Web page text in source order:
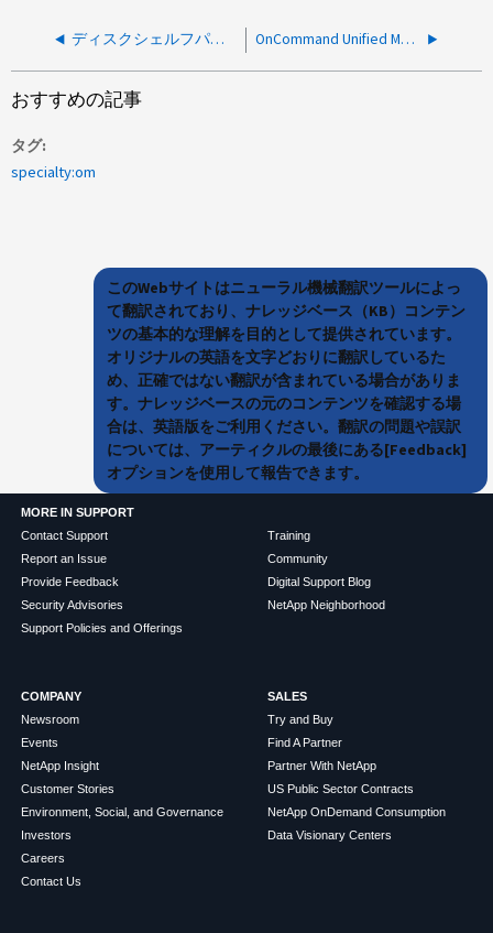
ディスクシェルフパス障害に関する Active IQ Unified Manager アラート OnCommand Unified Manager / SnapProtect / Commvault：ノードエラーでサブスクライブされたボリュームが欠落した後のクリーンアップ手順
おすすめの記事
タグ
specialty:om
このWebサイトはニューラル機械翻訳ツールによっ
て翻訳されており、ナレッジベース（KB）コンテン
ツの基本的な理解を目的として提供されています。
オリジナルの英語を文字どおりに翻訳しているた
め、正確ではない翻訳が含まれている場合がありま
す。ナレッジベースの元のコンテンツを確認する場
合は、英語版をご利用ください。翻訳の問題や誤訳
については、アーティクルの最後にある[Feedback]
オプションを使用して報告できます。
MORE IN SUPPORT
Contact Support
Report an Issue
Provide Feedback
Security Advisories
Support Policies and Offerings
Training
Community
Digital Support Blog
NetApp Neighborhood
COMPANY
Newsroom
Events
NetApp Insight
Customer Stories
Environment, Social, and Governance
Investors
Careers
Contact Us
SALES
Try and Buy
Find A Partner
Partner With NetApp
US Public Sector Contracts
NetApp OnDemand Consumption
Data Visionary Centers